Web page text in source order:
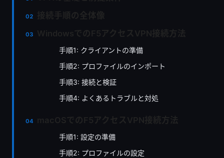
手順1: クライアントの準備
手順2: プロファイルのインポート
手順3: 接続と検証
手順4: よくあるトラブルと対処
手順1: 設定の準備
手順2: プロファイルの設定